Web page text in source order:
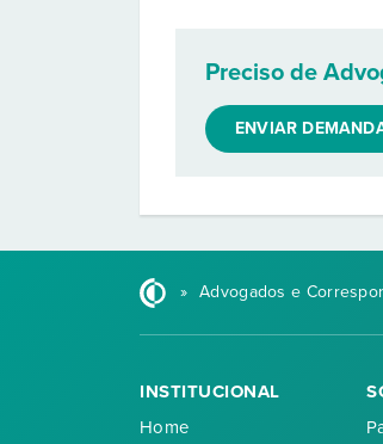
Preciso de
ENVIAR
» Advogados e
INSTITUCIONAL
Home